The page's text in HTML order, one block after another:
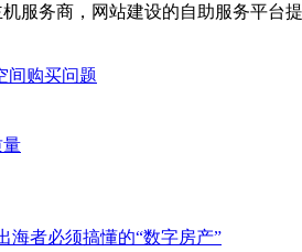
服务商，网站建设的自助服务平台
间购买问题
量
海者必须搞懂的“数字房产”